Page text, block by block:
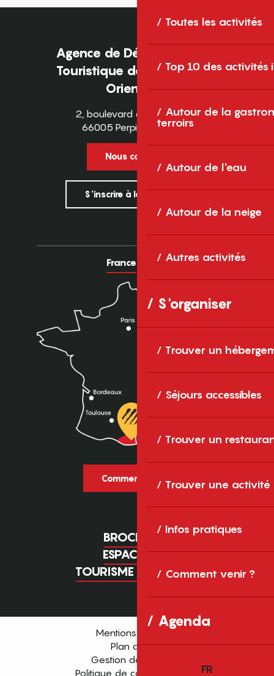
Toutes les activités
Top 10 des activités
Autour de la
terroirs
Autour de l'eau
Autour de la neige
Autres activités
S'organiser
Trouver un
Séjours accessibles
Trouver un
Trouver une activité
Infos pratiques
Comment venir ?
Agenda
FR
Agence de Développement
Touristique des Pyrénées-
Orientales
2, boulevard des Pyrénées
66005 Perpignan Cedex
Nous contacter
S'inscrire à la newsletter
France Europe
Comment venir ?
BROCHURES
ESPACE PRO
TOURISME D'AFFAIRES
Mentions légales
Plan du site
Gestion des cookies
Politique de confidentialité